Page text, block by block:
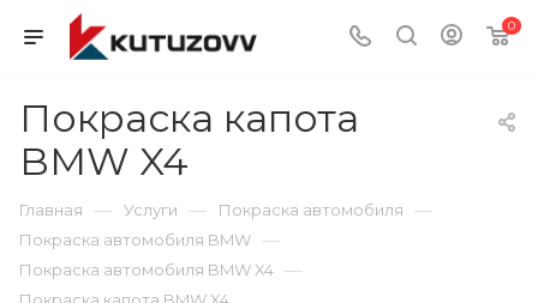
0
Покраска капота
BMW X4
Главная — Услуги — Покраска автомобиля —
Покраска автомобиля BMW —
Покраска автомобиля BMW X4 —